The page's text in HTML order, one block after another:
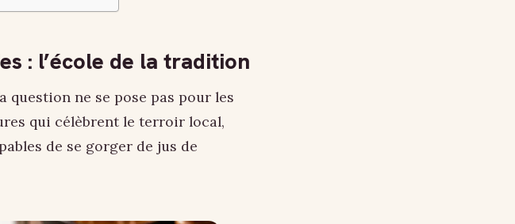
: l’école de la tradition
question ne se pose pas pour les
qui célèbrent le terroir local,
de se gorger de jus de